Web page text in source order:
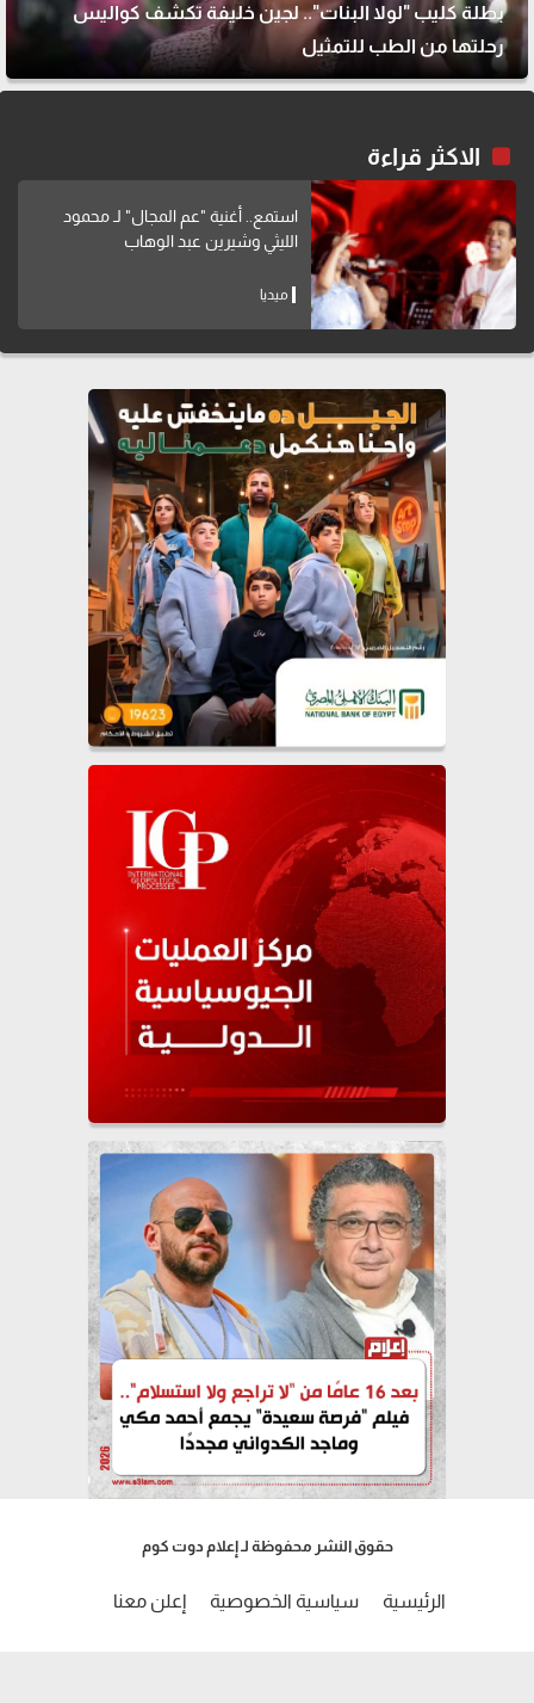
بطلة كليب "لولا البنات".. لجين خليفة تكشف كواليس
رحلتها من الطب للتمثيل
الاكثر قراءة
استمع.. أغنية "عم المجال" لـ محمود
الليثي وشيرين عبد الوهاب
ميديا
حقوق النشر محفوظة لـ إعلام دوت كوم
الرئيسية سياسية الخصوصية إعلن معنا